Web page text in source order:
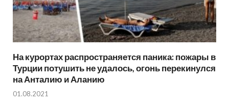
На курортах распространяется паника: пожары в
Турции потушить не удалось, огонь перекинулся
на Анталию и Аланию
01.08.2021